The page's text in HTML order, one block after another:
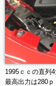
1995ｃｃの直列
最高出力は280ｐ